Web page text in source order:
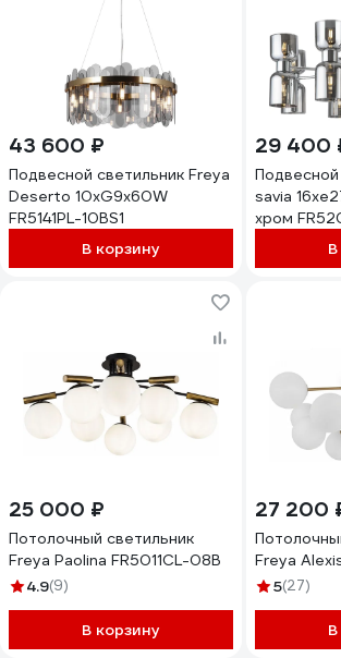
43 600 ₽
Подвесной светильник Freya
Deserto 10хG9x60W
FR5141PL-10BS1
В корзину
29 400
Подвесной
savia
хром
25 000 ₽
Потолочный светильник
Freya Paolina FR5011CL-08B
4.9(9)
В корзину
27 200
Freya
5(27)